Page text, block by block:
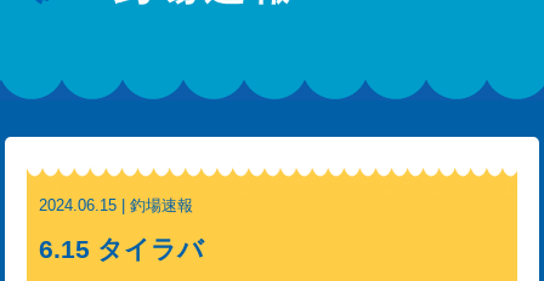
2024.06.15 | 釣場速報
6.15 タイラバ